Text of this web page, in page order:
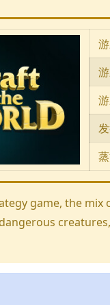
game, the